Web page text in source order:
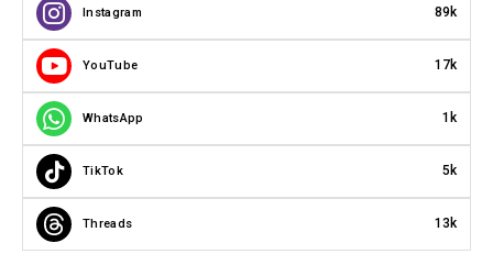
Instagram 89k
YouTube 17k
WhatsApp 1k
TikTok 5k
Threads 13k